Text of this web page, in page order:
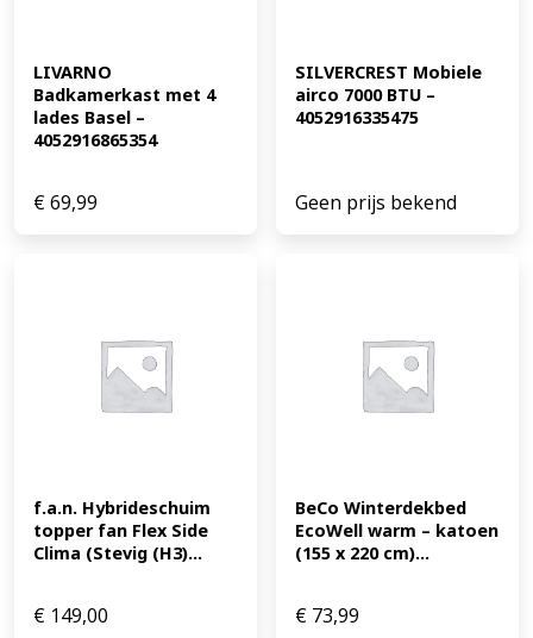
LIVARNO
Badkamerkast met 4
lades Basel –
4052916865354
€69,99
SILVERCREST Mobiele
airco 7000 BTU –
4052916335475
Geen prijs bekend
f.a.n. Hybrideschuim
topper fan Flex Side
Clima (Stevig (H3)...
€ 149,00
BeCo Winterdekbed
EcoWell warm – katoen
(155 x 220 cm)...
€ 73,99